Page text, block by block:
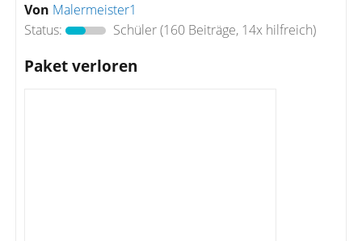
Von Malermeister1
Status:
Schüler(160 Beiträge, 14x hilfreich)
Paket verloren